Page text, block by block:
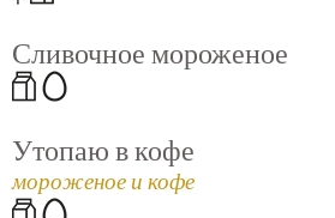
Сливочное мороженое
Утопаю в кофе
мороженое и кофе